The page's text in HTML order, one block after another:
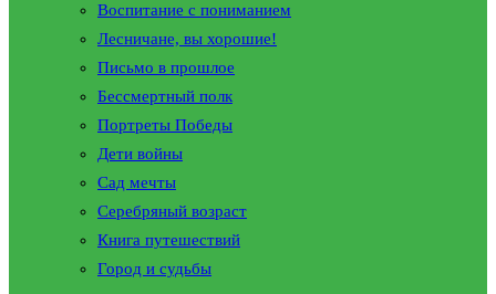
Воспитание с пониманием
Лесничане, вы хорошие!
Письмо в прошлое
Бессмертный полк
Портреты Победы
Дети войны
Сад мечты
Серебряный возраст
Книга путешествий
Город и судьбы